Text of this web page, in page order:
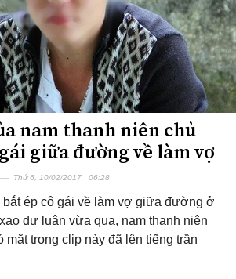
nam thanh niên chủ
giữa đường về làm vợ
Thứ 6, 10/02/2017 | 06:28
bắt ép cô gái về làm vợ giữa đường ở
dư luận vừa qua, nam thanh niên
mặt trong clip này đã lên tiếng trần